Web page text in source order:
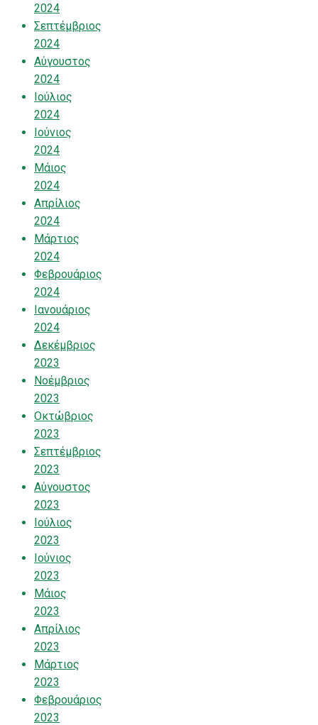
2024
Σεπτέμβριος
2024
Αύγουστος
2024
Ιούλιος
2024
Ιούνιος
2024
Μάιος
2024
Απρίλιος
2024
Μάρτιος
2024
Φεβρουάριος
2024
Ιανουάριος
2024
Δεκέμβριος
2023
Νοέμβριος
2023
Οκτώβριος
2023
Σεπτέμβριος
2023
Αύγουστος
2023
Ιούλιος
2023
Ιούνιος
2023
Μάιος
2023
Απρίλιος
2023
Μάρτιος
2023
Φεβρουάριος
2023